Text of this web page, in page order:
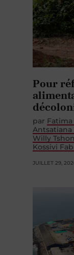
Pour
par Fatima
Antsatiana
Willy
Kossivi
JUILLET 29,